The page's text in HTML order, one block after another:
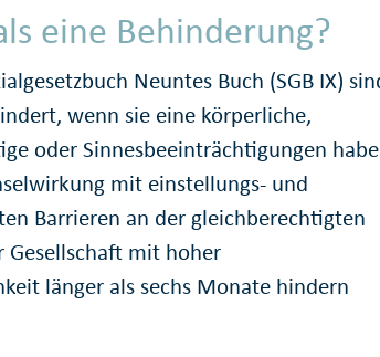
eine Behinderung?
Neuntes Buch (SGB IX)
wenn sie eine körperliche,
oder Sinnesbeeinträchtigungen
mit einstellungs- und
Barrieren an der gleichberechtigten
Gesellschaft mit hoher
länger als sechs Monate hindern